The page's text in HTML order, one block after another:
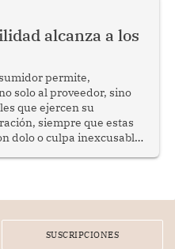
desarrollo, cohesión
alcanza a los
permite,
solo al proveedor, sino
que ejercen su
siempre que estas
dolo o culpa inexcusable
meet and greet con
SUSCRIPCIONES